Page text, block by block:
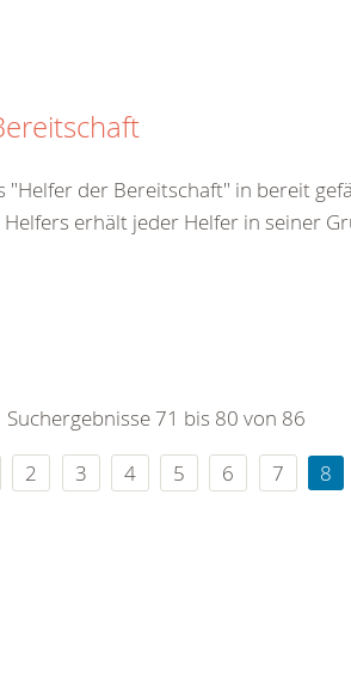
"Helfer der Bereitschaft" in bereit
erhält jeder Helfer in seiner
Suchergebnisse 71 bis 80 von 86
2 3 4 5 6 7 8